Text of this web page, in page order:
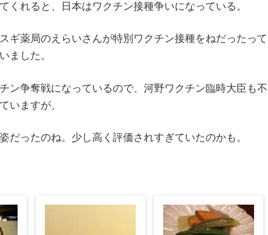
くれると、日本はワクチン接種争いになっている。
ギ薬局のえらいさんが特別ワクチン接種をねだったって
ました。
ン争奪戦になっているので、河野ワクチン臨時大臣も不
いますが、
だったのね。少し高く評価されすぎていたのかも。